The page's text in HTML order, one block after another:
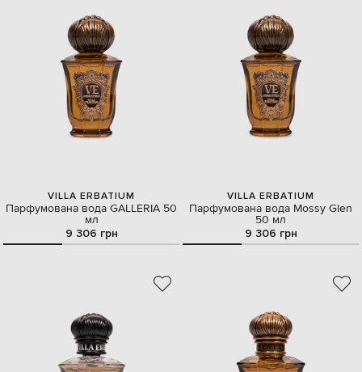
VILLA ERBATIUM
Парфумована вода GALLERIA 50
мл
9 306 грн
VILLA ERBATIUM
Парфумована вода Mossy Glen
50 мл
9 306 грн